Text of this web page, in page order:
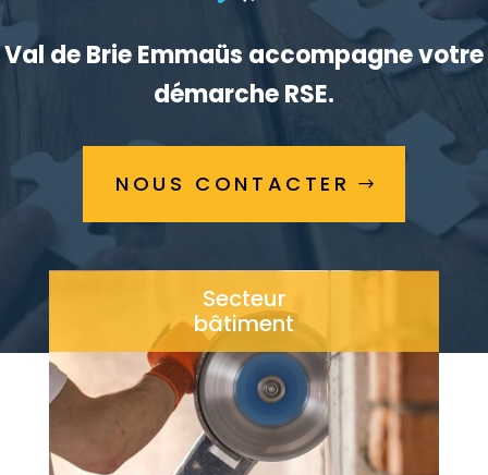
Val de Brie Emmaüs accompagne votre
démarche RSE.
NOUS CONTACTER
Secteur
bâtiment